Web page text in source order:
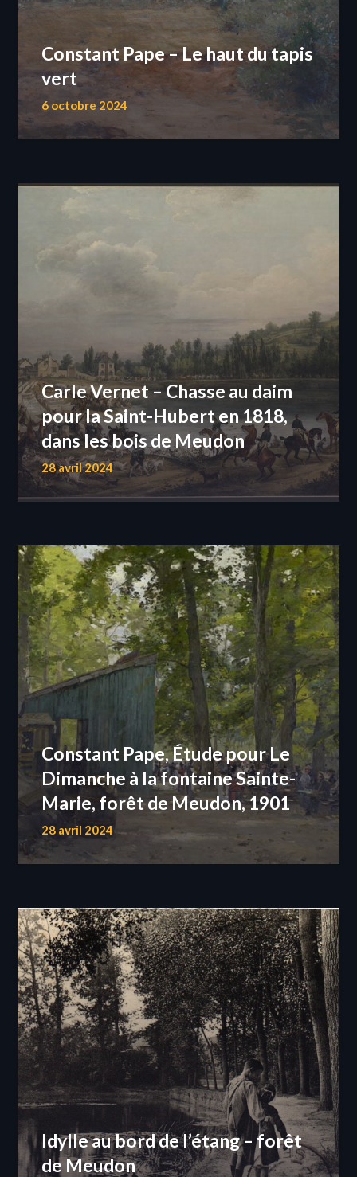
Constant Pape – Le haut du tapis
vert
6 octobre 2024
Carle Vernet – Chasse au daim
pour la Saint-Hubert en 1818,
dans les bois de Meudon
28 avril 2024
Constant Pape, Étude pour Le
Dimanche à la fontaine Sainte-
Marie, forêt de Meudon, 1901
28 avril 2024
Idylle au bord de l’étang – forêt
de Meudon